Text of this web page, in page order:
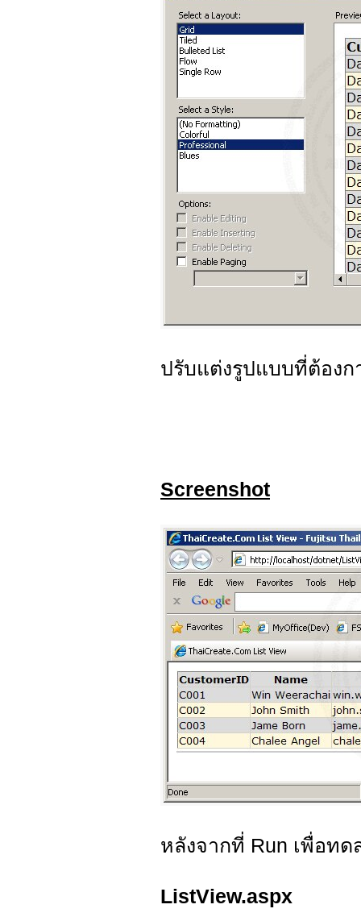
ปรับแต่งรูปแบบที่ต้องก
Screenshot
หลังจากที่ Run เพื่อท
ListView.aspx